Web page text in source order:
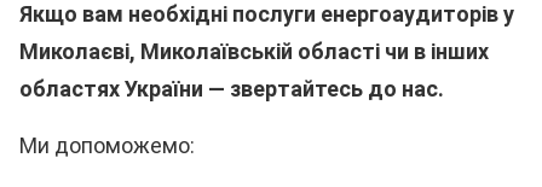
Якщо вам необхідні послуги енергоаудиторів у
Миколаєві, Миколаївській області чи в інших
областях України — звертайтесь до нас.
Ми допоможемо: